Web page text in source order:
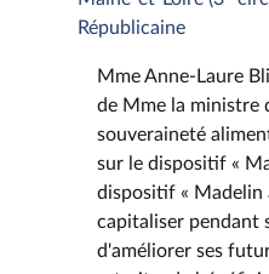
Républicaine
Mme Anne-Laure
de Mme la ministre
souveraineté
sur le dispositif «
dispositif « Madelin
capitaliser pendant
d'améliorer ses